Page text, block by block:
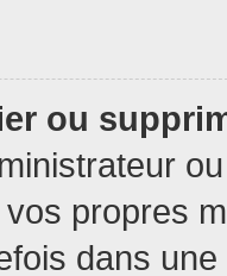
ou
propres
dans